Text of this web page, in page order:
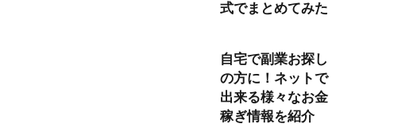
式でまとめてみた
自宅で副業お探し
の方に！ネットで
出来る様々なお金
稼ぎ情報を紹介